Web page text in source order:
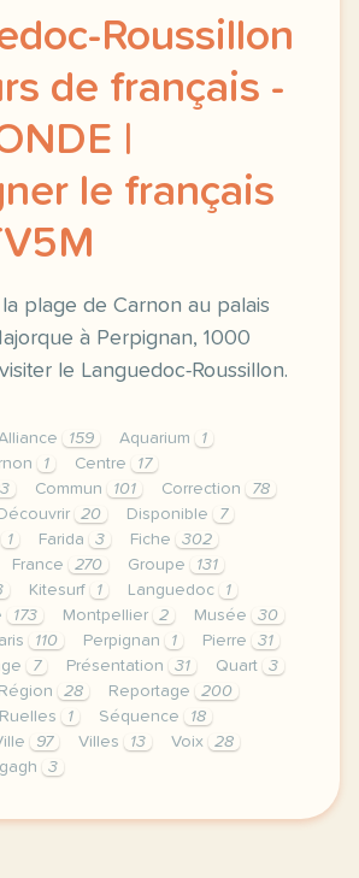
Roussillon
de français -
|
le français
plage de Carnon au palais
à Perpignan, 1000
le Languedoc-Roussillon.
159 Aquarium
1
1 Centre
17
Commun 101 Correction
78
Découvrir 20 Disponible
7
1 Farida 3 Fiche
302
France 270 Groupe
131
Kitesurf 1 Languedoc
1
173 Montpellier 2 Musée
30
110 Perpignan 1 Pierre
31
7 Présentation 31 Quart
3
Région 28 Reportage
200
Ruelles 1 Séquence
18
97 Villes 13 Voix
28
3
votre vie privee est une priorite